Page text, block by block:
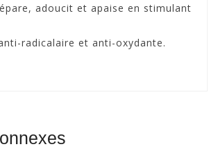
adoucit et apaise en stimulant
radicalaire et anti-oxydante.